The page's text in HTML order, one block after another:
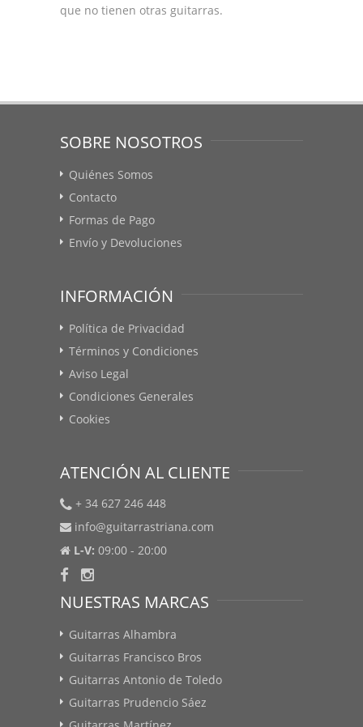
que no tienen otras guitarras.
SOBRE NOSOTROS
Quiénes Somos
Contacto
Formas de Pago
Envío y Devoluciones
INFORMACIÓN
Política de Privacidad
Términos y Condiciones
Aviso Legal
Condiciones Generales
Cookies
ATENCIÓN AL CLIENTE
+ 34 627 246 448
info@guitarrastriana.com
L-V: 09:00 - 20:00
NUESTRAS MARCAS
Guitarras Alhambra
Guitarras Francisco Bros
Guitarras Antonio de Toledo
Guitarras Prudencio Sáez